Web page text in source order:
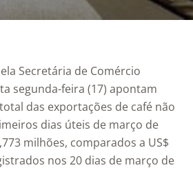
Secretária de Comércio
segunda-feira (17) apontam
das exportações de café não
dias úteis de março de
milhões, comparados a US$
nos 20 dias de março de